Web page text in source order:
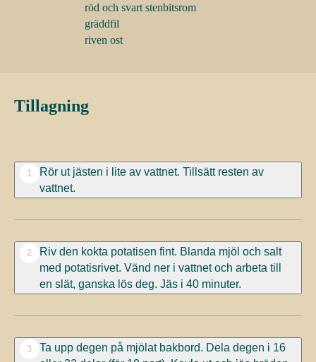
röd och svart stenbitsrom
gräddfil
riven ost
Tillagning
1
Rör ut jästen i lite av vattnet. Tillsätt resten av
vattnet.
2
Riv den kokta potatisen fint. Blanda mjöl och salt
med potatisrivet. Vänd ner i vattnet och arbeta till
en slät, ganska lös deg. Jäs i 40 minuter.
3
Ta upp degen på mjölat bakbord. Dela degen i 16